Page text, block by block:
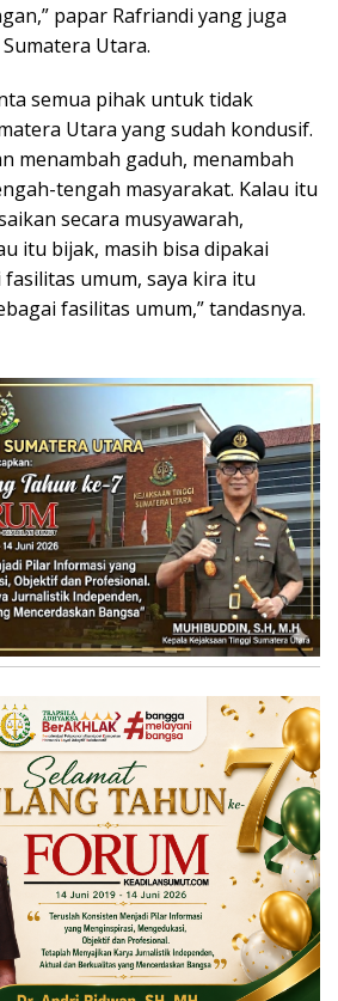
papar Rafriandi yang juga
Utara.
semua pihak untuk tidak
Utara yang sudah kondusif.
menambah gaduh, menambah
tengah masyarakat. Kalau itu
secara musyawarah,
itu bijak, masih bisa dipakai
umum, saya kira itu
fasilitas umum,” tandasnya.